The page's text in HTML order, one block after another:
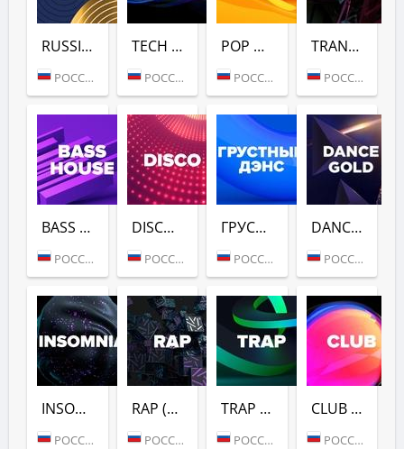
RUSSIAN GOLD (DFM)
РОССИЯ (МОСКВА)
TECH HOUSE (DFM)
РОССИЯ (МОСКВА)
POP DANCE (DFM)
РОССИЯ (МОСКВА)
TRANCE (DFM)
РОССИЯ (МОСКВА)
BASS HOUSE (DFM)
РОССИЯ (МОСКВА)
DISCO (DFM)
РОССИЯ (МОСКВА)
ГРУСТНЫЙ ДЭНС (DFM)
РОССИЯ (МОСКВА)
DANCE GOLD 1990S (DFM)
РОССИЯ (МОСКВА)
INSOMNIA (DFM)
РОССИЯ (МОСКВА)
RAP (DFM)
РОССИЯ (МОСКВА)
TRAP (DFM)
РОССИЯ (МОСКВА)
CLUB (DFM)
РОССИЯ (МОСКВА)